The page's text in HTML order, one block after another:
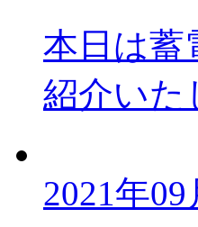
本日は蓄
紹介い
2021年09